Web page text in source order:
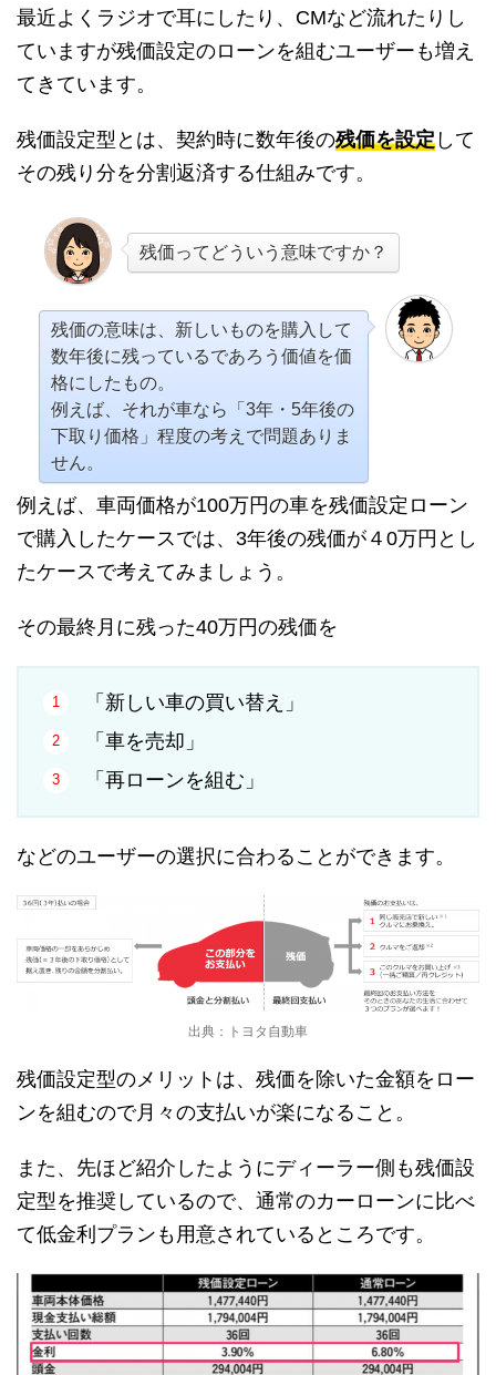
最近よくラジオで耳にしたり、CMなど流れたりし
ていますが残価設定のローンを組むユーザーも増え
てきています。
残価設定型とは、契約時に数年後の残価を設定 して
その残り分を分割返済する仕組みです。
残価ってどういう意味ですか？
残価の意味は、新しいものを購入して
数年後に残っているであろう価値を価
格にしたもの。
例えば、それが車なら「3年・5年後の
下取り価格」程度の考えで問題ありま
せん。
例えば、車両価格が100万円の車を残価設定ローン
で購入したケースでは、3年後の残価が４0万円とし
たケースで考えてみましょう。
その最終月に残った40万円の残価を
「新しい車の買い替え」
「車を売却」
「再ローンを組む」
などのユーザーの選択に合わることができます。
出典：トヨタ自動車
残価設定型のメリットは、残価を除いた金額をロー
ンを組むので月々の支払いが楽になること。
また、先ほど紹介したようにディーラー側も残価設
定型を推奨しているので、通常のカーローンに比べ
て低金利プランも用意されているところです。